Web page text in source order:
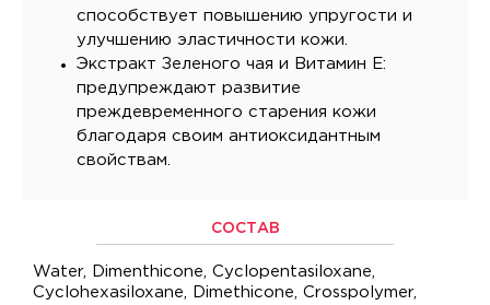
способствует повышению упругости и
улучшению эластичности кожи.
Экстракт Зеленого чая и Витамин Е:
предупреждают развитие
преждевременного старения кожи
благодаря своим антиоксидантным
свойствам.
СОСТАВ
Water, Dimenthicone, Cyclopentasiloxane,
Cyclohexasiloxane, Dimethicone, Crosspolymer,